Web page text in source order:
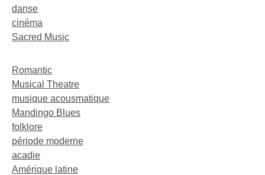
danse
cinéma
Sacred Music
Romantic
Musical Theatre
musique acousmatique
Mandingo Blues
folklore
période moderne
acadie
Amérique latine